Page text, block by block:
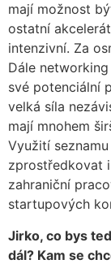
mají možnost
ostatní
intenzivní. Za
Dále
své potenciální
velká síla
mají mnohem
Využití
zprostředkovat
zahraniční
startupových
Jirko, co bys
dál? Kam se